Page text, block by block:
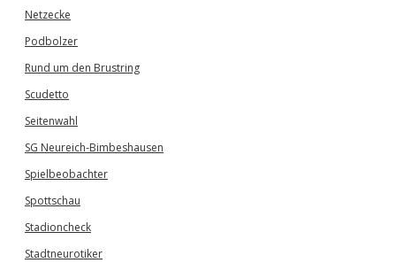
Netzecke
Podbolzer
Rund um den Brustring
Scudetto
Seitenwahl
SG Neureich-Bimbeshausen
Spielbeobachter
Spottschau
Stadioncheck
Stadtneurotiker